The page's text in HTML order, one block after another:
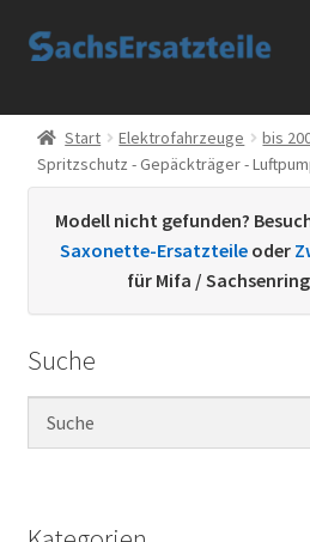
Zur
Zum
Start
AGB
Datenschutzerklärung
Kontakt
Sachs Ersatzteile
Start Elektrofahrzeuge bis
Spritzschutz - Gepäckträger -
Modell nicht gefunden?
Saxonette-Ersatzteile oder
für Mifa /
Suche